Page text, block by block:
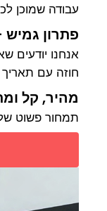
עבודה שמוכן
פתרון
חוזה עם תאריך
מהיר, קל
תמחור פשוט